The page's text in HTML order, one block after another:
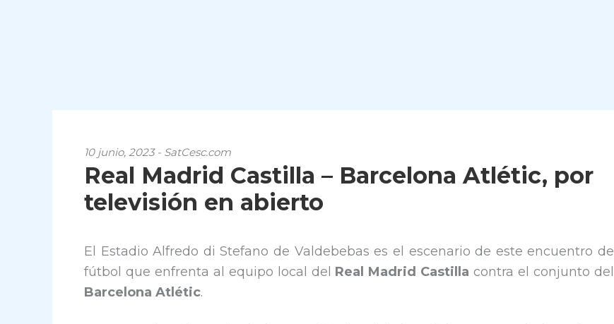
10 junio, 2023 - SatCesc.com
Real Madrid Castilla – Barcelona Atlétic, por
televisión en abierto
El Estadio Alfredo di Stefano de Valdebebas es el escenario de este encuentro de
fútbol que enfrenta al equipo local del Real Madrid Castilla contra el conjunto del
Barcelona Atlétic.